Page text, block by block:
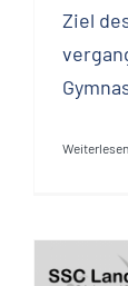
Ziel
Weiterlesen